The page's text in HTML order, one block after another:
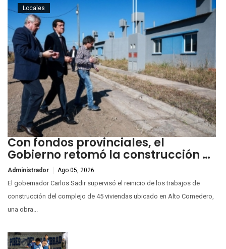
Con fondos provinciales, el
Gobierno retomó la construcción …
Administrador Ago 05, 2026
Locales
El gobernador Carlos Sadir supervisó el reinicio de los trabajos de
construcción del complejo de 45 viviendas ubicado en Alto Comedero,
una obra...